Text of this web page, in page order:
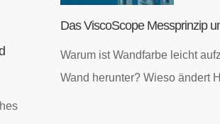
Das ViscoScope Messprinzip
Warum ist Wandfarbe leicht
Wand herunter? Wieso ändert